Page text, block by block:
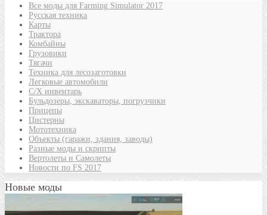
Все моды для Farming Simulator 2017
Русская техника
Карты
Трактора
Комбайны
Грузовики
Тягачи
Техника для лесозаготовки
Легковые автомобили
С/Х инвентарь
Бульдозеры, экскаваторы, погрузчики
Прицепы
Цистерны
Мототехника
Объекты (гаражи, здания, заводы)
Разные моды и скрипты
Вертолеты и Самолеты
Новости по FS 2017
Новые моды